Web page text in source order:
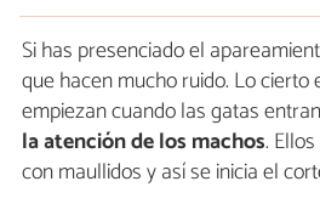
Si has presenciado el
que hacen mucho ruido. Lo cierto
empiezan cuando las gatas
la atención de los machos.
con maullidos y así se inicia el